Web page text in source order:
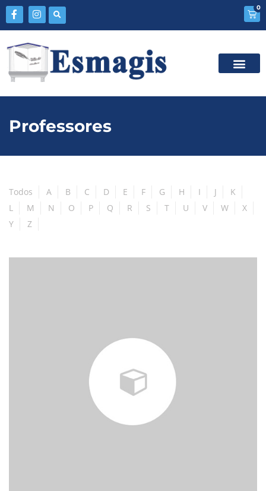
0
Professores
Todos A B C D E F G H I J
K
L
M N O P Q R S T U V W
X
Y
Z